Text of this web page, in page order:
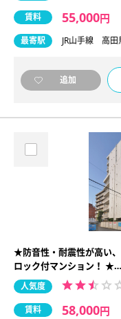
賃料 55,000円
最寄駅 JR山手線 高
追加
★防音性・耐震性が高い
ロック付マンション！ ★…
人気度
賃料 58,000円